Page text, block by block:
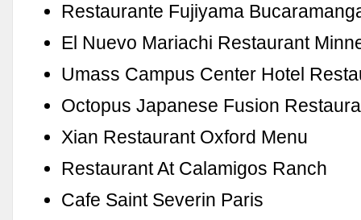
Restaurante Fujiyama
El Nuevo Mariachi Restaurant
Umass Campus Center Hotel
Octopus Japanese Fusion
Xian Restaurant Oxford Menu
Restaurant At Calamigos Ranch
Cafe Saint Severin Paris